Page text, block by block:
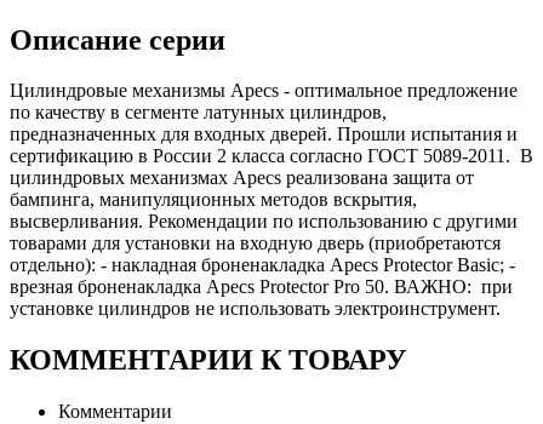
Описание серии
Цилиндровые механизмы Apecs - оптимальное предложение
по качеству в сегменте латунных цилиндров,
предназначенных для входных дверей. Прошли испытания и
сертификацию в России 2 класса согласно ГОСТ 5089-2011. В
цилиндровых механизмах Apecs реализована защита от
бампинга, манипуляционных методов вскрытия,
высверливания. Рекомендации по использованию с другими
товарами для установки на входную дверь (приобретаются
отдельно): - накладная броненакладка Apecs Protector Basic; -
врезная броненакладка Apecs Protector Pro 50. ВАЖНО: при
установке цилиндров не использовать электроинструмент.
КОММЕНТАРИИ К ТОВАРУ
Комментарии